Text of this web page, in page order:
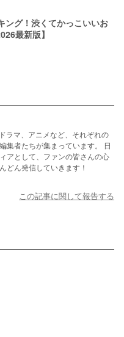
ング！渋くてかっこいいお
最新版】
ラマ、アニメなど、それぞれの
集者たちが集まっています。 日
アとして、ファンの皆さんの心
どん発信していきます！
この記事に関して報告する